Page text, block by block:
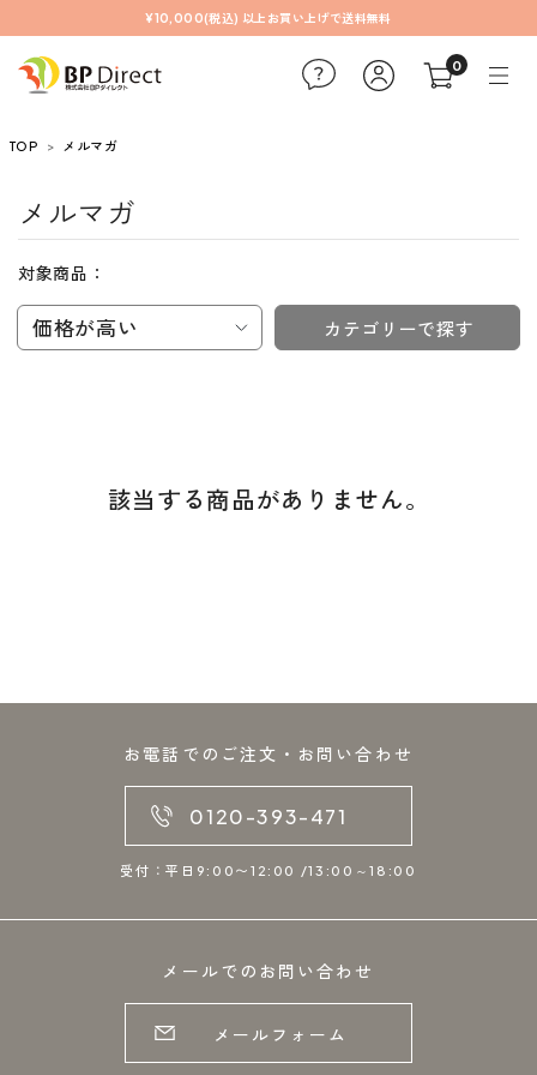
¥10,000(税込) 以上お買い上げで送料無料
0
TOP メルマガ
メルマガ
対象商品：
価格が高い カテゴリーで探す
該当する商品がありません。
お電話でのご注文・お問い合わせ
0120-393-471
受付：平日9:00〜12:00 /13:00～18:00
メールでのお問い合わせ
メールフォーム